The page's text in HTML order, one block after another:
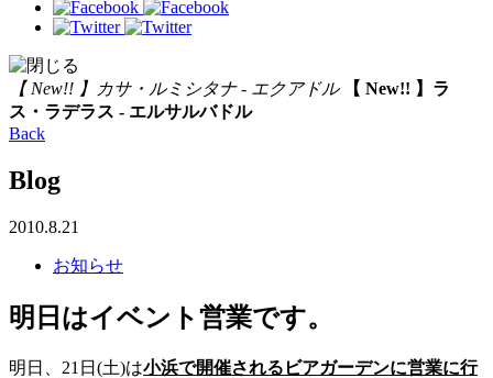
【 New!! 】カサ・ルミシタナ - エクアドル
【 New!! 】ラ
ス・ラデラス - エルサルバドル
Back
Blog
2010.8.21
お知らせ
明日はイベント営業です。
明日、21日(土)は小浜で開催されるビアガーデンに営業に行